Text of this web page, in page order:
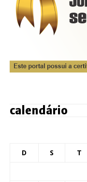
calendário
D S T